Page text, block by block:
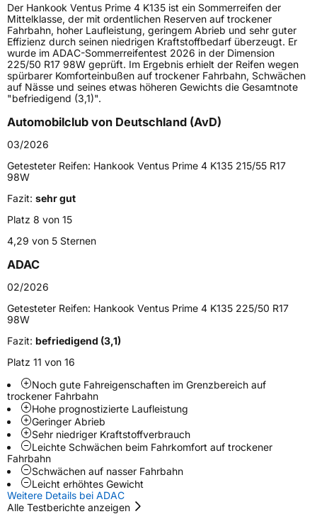
Lastindex92
Höchstlast630 kg
Gewicht (in kg) 8,54 kg
Generelle Merkmale
FahrzeugtypPKW
Verwendung
ModellnameVentus Prime 4 K135
Fahrzeugart
Weitere Eigenschaften
Schlauchtyp
Zustand
EU Label
EffizienzB
NasshaftungA
Rollgeräusch (Klasse)B
Rollgeräusch (dB)69
FahrzeugklasseC1
Der Hankook Ventus Prime 4 K135 ist ein Sommerreifen der
Mittelklasse, der mit ordentlichen Reserven auf trockener
Fahrbahn, hoher Laufleistung, geringem Abrieb und sehr guter
Effizienz durch seinen niedrigen Kraftstoffbedarf überzeugt. Er
wurde im ADAC-Sommerreifentest 2026 in der Dimension
225/50 R17 98W geprüft. Im Ergebnis erhielt der Reifen wegen
spürbarer Komforteinbußen auf trockener Fahrbahn, Schwächen
auf Nässe und seines etwas höheren Gewichts die Gesamtnote
"befriedigend (3,1)".
Automobilclub von Deutschland (AvD)
03/2026
Getesteter Reifen: Hankook Ventus Prime 4 K135 215/55 R17
98W
Fazit: sehr gut
Platz 8 von 15
4,29 von 5 Sternen
ADAC
02/2026
Getesteter Reifen: Hankook Ventus Prime 4 K135 225/50 R17
98W
Fazit: befriedigend (3,1)
Platz 11 von 16
Noch gute Fahreigenschaften im Grenzbereich auf
trockener Fahrbahn
Hohe prognostizierte Laufleistung
Geringer Abrieb
Sehr niedriger Kraftstoffverbrauch
Leichte Schwächen beim Fahrkomfort auf trockener
Fahrbahn
Schwächen auf nasser Fahrbahn
Leicht erhöhtes Gewicht
Weitere Details bei ADAC
Alle Testberichte anzeigen